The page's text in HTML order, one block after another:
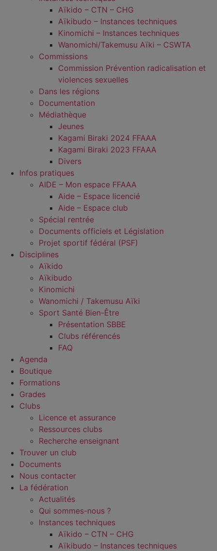
Aïkido – CTN – CHG
Aïkibudo – Instances techniques
Kinomichi – Instances techniques
Wanomichi/Takemusu Aïki – CSWTA
Commissions
Commission Prévention radicalisation et
violences sexuelles
Dans les régions
Documentation
Médiathèque
Jeunes
Kagami Biraki 2024 FFAAA
Kagami Biraki 2023 FFAAA
Divers
Infos pratiques
AIDE – Mon espace FFAAA
Aide – Espace licencié
Aide – Espace club
Spécial rentrée
Documents officiels et Législation
Projet sportif fédéral (PSF)
Disciplines
Aïkido
Aïkibudo
Kinomichi
Wanomichi / Takemusu Aïki
Sport Santé Bien-Être
Présentation SBBE
Clubs référencés
FAQ
Agenda
Boutique
Formations
Grades
Clubs
Licence et assurance
Ressources clubs
Recherche enseignant
Trouver un club
Documents
Nous contacter
La fédération
Actualités
Qui sommes-nous ?
Instances techniques
Aïkido – CTN – CHG
Aïkibudo – Instances techniques